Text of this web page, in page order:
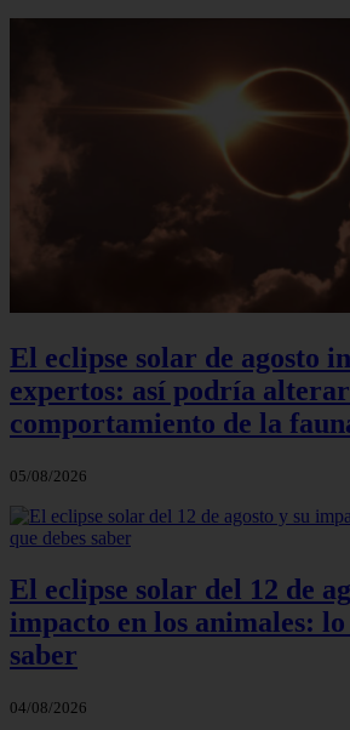
El eclipse solar de agosto
expertos: así podría
comportamiento de la
05/08/2026
El eclipse solar del 12 de
impacto en los animales: lo
saber
04/08/2026